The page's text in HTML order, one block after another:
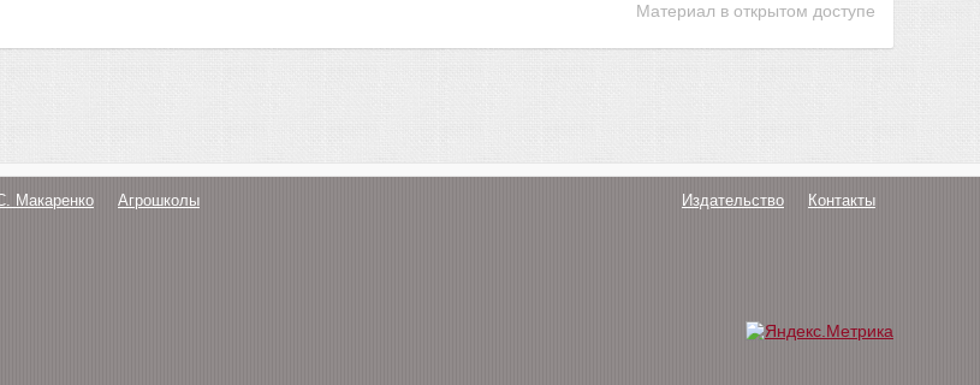
Материал в открытом доступе
Макаренко Агрошколы Издательство Контакты